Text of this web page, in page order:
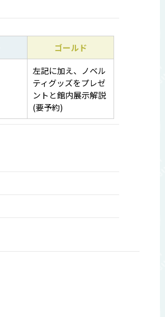
ゴールド
左記に加え、ノベル
ティグッズをプレゼ
ントと館内展示解説
(要予約)